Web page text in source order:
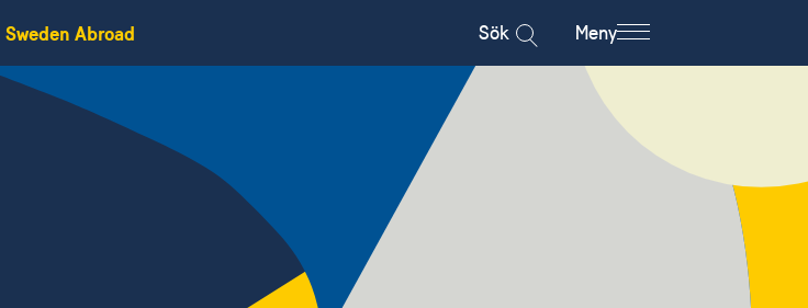
Sweden Abroad Sök Meny